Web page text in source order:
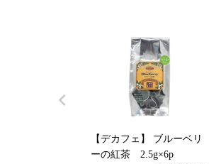
【デカフェ】 ブルーベリ
ーの紅茶 2.5g×6p